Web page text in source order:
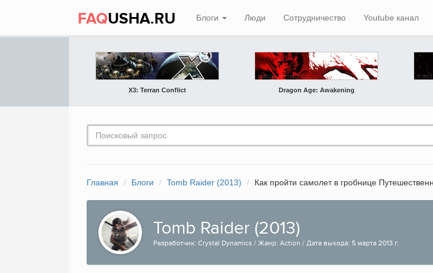
FAQUSHA.RU Блоги Люди Сотрудничество Youtube канал
X3: Terran Conflict Dragon Age: Awakening
Главная Блоги Tomb Raider (2013) Как пройти самолет в гробнице
Tomb Raider (2013)
Разработчик: Crystal Dynamics / Жанр: Action / Дата выхода: 5 марта 2013 г.